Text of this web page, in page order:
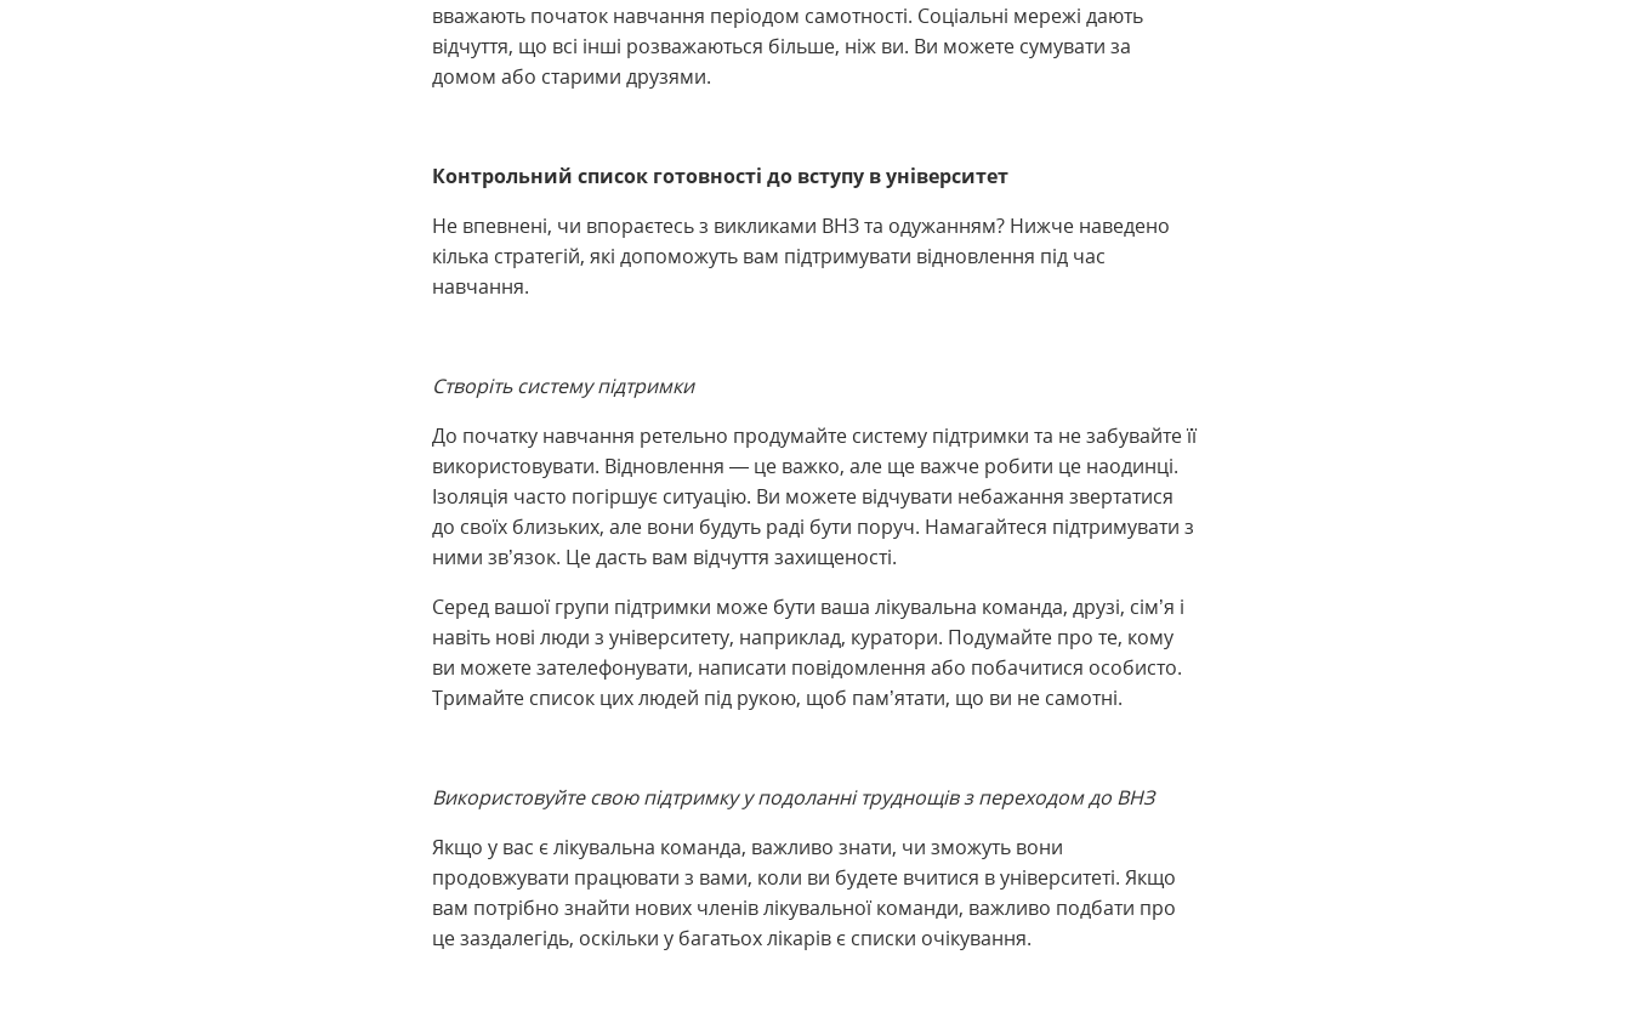
вважають початок навчання періодом самотності. Соціальні мережі дають
відчуття, що всі інші розважаються більше, ніж ви. Ви можете сумувати за
домом або старими друзями.
Контрольний список готовності до вступу в університет
Не впевнені, чи впораєтесь з викликами ВНЗ та одужанням? Нижче наведено
кілька стратегій, які допоможуть вам підтримувати відновлення під час
навчання.
Створіть систему підтримки
До початку навчання ретельно продумайте систему підтримки та не забувайте її
використовувати. Відновлення — це важко, але ще важче робити це наодинці.
Ізоляція часто погіршує ситуацію. Ви можете відчувати небажання звертатися
до своїх близьких, але вони будуть раді бути поруч. Намагайтеся підтримувати з
ними зв’язок. Це дасть вам відчуття захищеності.
Серед вашої групи підтримки може бути ваша лікувальна команда, друзі, сім’я і
навіть нові люди з університету, наприклад, куратори. Подумайте про те, кому
ви можете зателефонувати, написати повідомлення або побачитися особисто.
Тримайте список цих людей під рукою, щоб пам’ятати, що ви не самотні.
Використовуйте свою підтримку у подоланні труднощів з переходом до ВНЗ
Якщо у вас є лікувальна команда, важливо знати, чи зможуть вони
продовжувати працювати з вами, коли ви будете вчитися в університеті. Якщо
вам потрібно знайти нових членів лікувальної команди, важливо подбати про
це заздалегідь, оскільки у багатьох лікарів є списки очікування.